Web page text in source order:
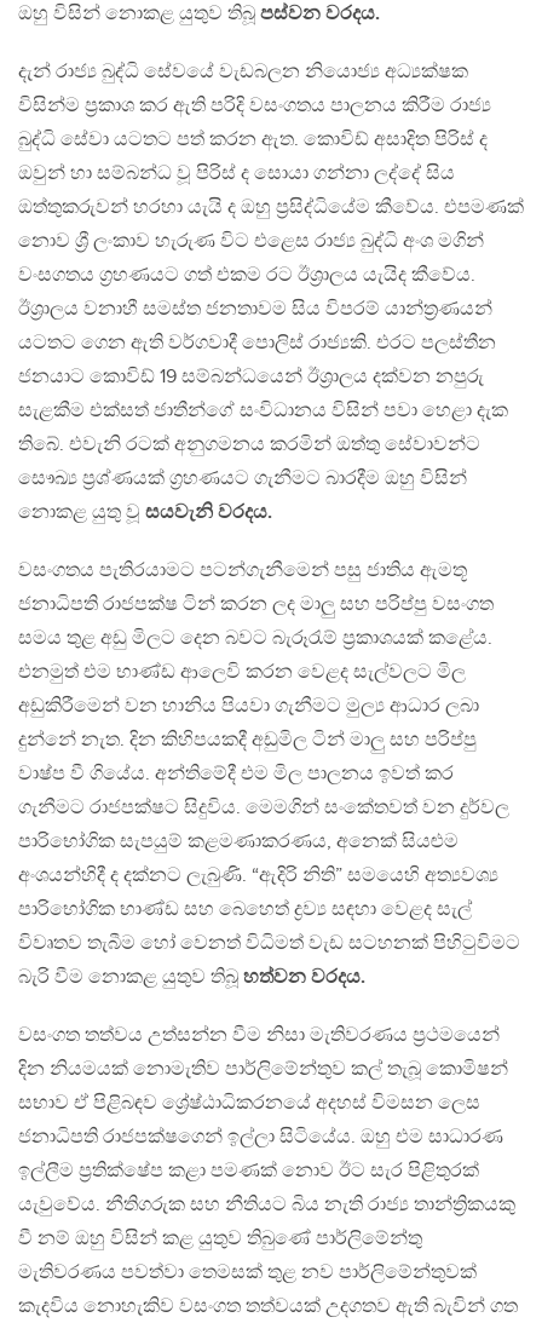
ඔහු විසින් නොකළ යුතුව තිබූ පස්වන වරදය.
දැන් රාජ්‍ය බුද්ධි සේවයේ වැඩබලන නියොජ්‍ය අධ්‍යක්ෂක
විසින්ම ප්‍රකාශ කර ඇති පරිදි වසංගතය පාලනය කිරීම රාජ්‍ය
බුද්ධි සේවා යටතට පත් කරන ඇත. කොවිඩ් අසාදිත පිරිස් ද
ඔවුන් හා සම්බන්ධ වූ පිරිස් ද සොයා ගන්නා ලද්දේ සිය
ඔත්තුකරුවන් හරහා යැයි ද ඔහු ප්‍රසිද්ධියේම කීවේය. එපමණක්
නොව ශ්‍රී ලංකාව හැරුණ විට එළෙස රාජ්‍ය බුද්ධි අංශ මගින්
වංසගතය ග්‍රහණයට ගත් එකම රට ඊශ්‍රාලය යැයිද කීවේය.
ඊශ්‍රාලය වනාහී සමස්ත ජනතාවම සිය විපරම් යාන්ත්‍රණයන්
යටතට ගෙන ඇති වර්ගවාදී පොලිස් රාජ්‍යකි. එරට පලස්තීන
ජනයාට කොවිඩ් 19 සම්බන්ධයෙන් ඊශ්‍රාලය දක්වන නපුරු
සැළකීම එක්සත් ජාතීන්ගේ සංවිධානය විසින් පවා හෙළා දැක
තිබේ. එවැනි රටක් අනුගමනය කරමින් ඔත්තු සේවාවන්ට
සෞඛ්‍ය ප්‍රශ්ණයක් ග්‍රහණයට ගැනීමට බාරදීම ඔහු විසින්
නොකළ යුතු වූ සයවැනි වරදය.
වසංගතය පැතිරයාමට පටන්ගැනීමෙන් පසු ජාතිය ඇමතූ
ජනාධිපති රාජපක්ෂ ටින් කරන ලද මාලු සහ පරිප්පු වසංගත
සමය තුළ අඩු මිලට දෙන බවට බැරූරැම් ප්‍රකාශයක් කළේය.
එනමුත් එම භාණ්ඩ ආලෙවි කරන වෙළද සැල්වලට මිල
අඩුකිරීමෙන් වන හානිය පියවා ගැනීමට මුල්‍ය ආධාර ලබා
දුන්නේ නැත. දින කිහිපයකදී අඩුමිල ටින් මාලු සහ පරිප්පු
වාෂ්ප වී ගියේය. අන්තිමේදී එම මිල පාලනය ඉවත් කර
ගැනීමට රාජපක්ෂට සිදුවිය. මෙමගින් සංකේතවත් වන දුර්වල
පාරිභෝගික සැපයුම් කළමණාකරණය, අනෙක් සියළුම
අංශයන්හිදී ද දක්නට ලැබුණි. “ඇදිරි නිති” සමයෙහි අත්‍යවශ්‍ය
පාරිභෝගික භාණ්ඩ සහ බෙහෙත් ද්‍රව්‍ය සඳහා වෙළද සැල්
විවෘතව තැබීම හෝ වෙනත් විධිමත් වැඩ සටහනක් පිහිටුවිමට
බැරි වීම නොකළ යුතුව තිබූ හත්වන වරදය.
වසංගත තත්වය උත්සන්න වීම නිසා මැතිවරණය ප්‍රථමයෙන්
දින නියමයක් නොමැතිව පාර්ලිමේන්තුව කල් තැබූ කොමිෂන්
සභාව ඒ පිළිබඳව ශ්‍රේෂ්ඨාධිකරනයේ අදහස් විමසන ලෙස
ජනාධිපති රාජපක්ෂගෙන් ඉල්ලා සිටියේය. ඔහු එම සාධාරණ
ඉල්ලීම ප්‍රතික්ෂේප කළා පමණක් නොව ඊට සැර පිළිතුරක්
යැවුවේය. නීතිගරුක සහ නීතියට බිය නැති රාජ්‍ය තාන්ත්‍රිකයකු
වී නම් ඔහු විසින් කළ යුතුව තිබුණේ පාර්ලිමේන්තු
මැතිවරණය පවත්වා තෙමසක් තුළ නව පාර්ලිමේන්තුවක්
කැදවිය නොහැකිව වසංගත තත්වයක් උදගතව ඇති බැවින් ගත